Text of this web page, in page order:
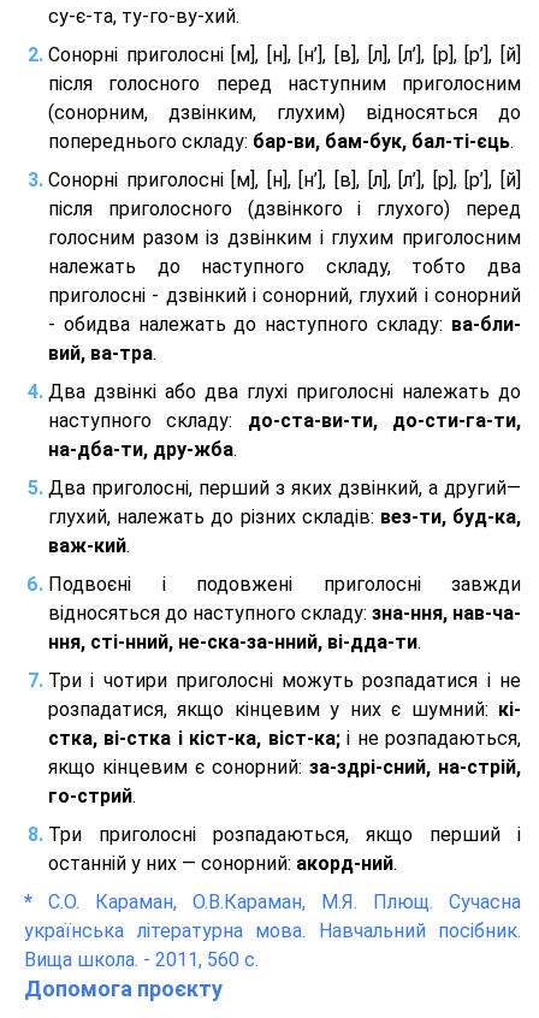
су-є-та, ту-го-ву-хий.
Сонорні приголосні [м], [н], [н’], [в], [л], [л’], [р], [р’], [й]
після голосного перед наступним приголосним
(сонорним, дзвінким, глухим) відносяться до
попереднього складу: бар-ви, бам-бук, бал-ті-єць.
Сонорні приголосні [м], [н], [н’], [в], [л], [л’], [р], [р’], [й]
після приголосного (дзвінкого і глухого) перед
голосним разом із дзвінким і глухим приголосним
належать до наступного складу, тобто два
приголосні - дзвінкий і сонорний, глухий і сонорний
- обидва належать до наступного складу: ва-бли-
вий, ва-тра.
Два дзвінкі або два глухі приголосні належать до
наступного складу: до-ста-ви-ти, до-сти-га-ти,
на-дба-ти, дру-жба.
Два приголосні, перший з яких дзвінкий, а другий—
глухий, належать до різних складів: вез-ти, буд-ка,
важ-кий.
Подвоєні і подовжені приголосні завжди
відносяться до наступного складу: зна-ння, нав-ча-
ння, сті-нний, не-ска-за-нний, ві-дда-ти.
Три і чотири приголосні можуть розпадатися і не
розпадатися, якщо кінцевим у них є шумний: кі-
стка, ві-стка і кіст-ка, віст-ка;і не розпадаються,
якщо кінцевим є сонорний: за-здрі-сний, на-стрій,
го-стрий.
Три приголосні розпадаються, якщо перший і
останній у них — сонорний: акорд-ний.
* С.О. Караман, О.В.Караман, М.Я. Плющ. Сучасна
українська літературна мова. Навчальний посібник.
Вища школа. - 2011, 560 с.
Допомога проєкту